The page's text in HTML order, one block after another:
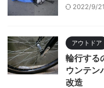
2022/9/
アウトドア
輪行する
ウンテン
改造